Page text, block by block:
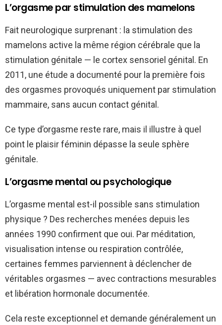
L’orgasme par stimulation des mamelons
Fait neurologique surprenant : la stimulation des
mamelons active la même région cérébrale que la
stimulation génitale — le cortex sensoriel génital. En
2011, une étude a documenté pour la première fois
des orgasmes provoqués uniquement par stimulation
mammaire, sans aucun contact génital.
Ce type d’orgasme reste rare, mais il illustre à quel
point le plaisir féminin dépasse la seule sphère
génitale.
L’orgasme mental ou psychologique
L’orgasme mental est-il possible sans stimulation
physique ? Des recherches menées depuis les
années 1990 confirment que oui. Par méditation,
visualisation intense ou respiration contrôlée,
certaines femmes parviennent à déclencher de
véritables orgasmes — avec contractions mesurables
et libération hormonale documentée.
Cela reste exceptionnel et demande généralement un